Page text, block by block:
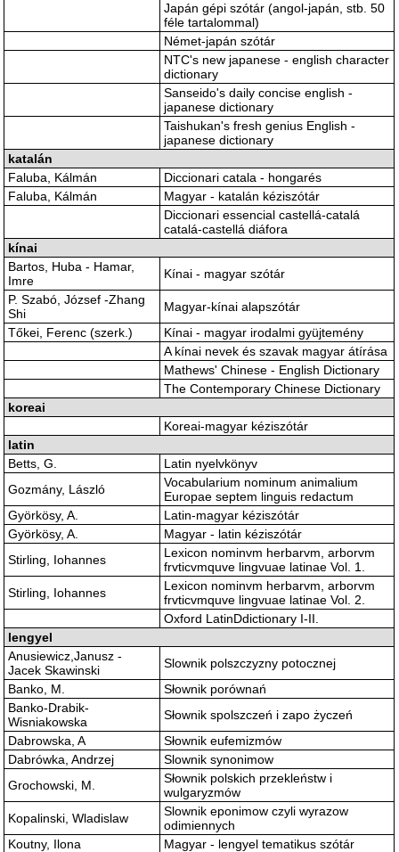
Japán gépi szótár (angol-japán, stb. 50
féle tartalommal)
Német-japán szótár
NTC's new japanese - english character
dictionary
Sanseido's daily concise english -
japanese dictionary
Taishukan's fresh genius English -
japanese dictionary
katalán
Faluba, Kálmán
Diccionari catala - hongarés
Faluba, Kálmán
Magyar - katalán kéziszótár
Diccionari essencial castellá-catalá
catalá-castellá diáfora
kínai
Bartos, Huba - Hamar,
Imre
Kínai - magyar szótár
P. Szabó, József -Zhang
Shi
Magyar-kínai alapszótár
Tőkei, Ferenc (szerk.)
Kínai - magyar irodalmi gyüjtemény
A kínai nevek és szavak magyar átírása
Mathews' Chinese - English Dictionary
The Contemporary Chinese Dictionary
koreai
Koreai-magyar kéziszótár
latin
Betts, G.
Latin nyelvkönyv
Gozmány, László
Vocabularium nominum animalium
Europae septem linguis redactum
Györkösy, A.
Latin-magyar kéziszótár
Györkösy, A.
Magyar - latin kéziszótár
Stirling, Iohannes
Lexicon nominvm herbarvm, arborvm
frvticvmquve lingvuae latinae Vol. 1.
Stirling, Iohannes
Lexicon nominvm herbarvm, arborvm
frvticvmquve lingvuae latinae Vol. 2.
Oxford LatinDdictionary I-II.
lengyel
Anusiewicz,Janusz -
Jacek Skawinski
Slownik polszczyzny potocznej
Banko, M.
Słownik porównań
Banko-Drabik-
Wisniakowska
Słownik spolszczeń i zapo życzeń
Dabrowska, A
Słownik eufemizmów
Dabrówka, Andrzej
Slownik synonimow
Grochowski, M.
Słownik polskich przekleństw i
wulgaryzmów
Kopalinski, Wladislaw
Slownik eponimow czyli wyrazow
odimiennych
Koutny, Ilona
Magyar - lengyel tematikus szótár